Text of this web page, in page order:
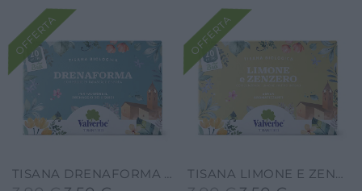
3,90 €.
OFFERTA
TISANA DRENAFORMA – VALVERBE-30G-20 FILTRI
OFFERTA
TISANA LIMONE E ZENZERO VALVERBE 30G-20 FILTRI